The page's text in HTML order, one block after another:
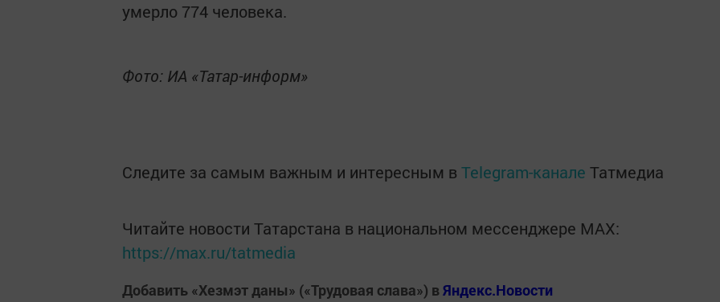
умерло 774 человека.
Фото: ИА «Татар-информ»
Следите за самым важным и интересным в Telegram-канале Татмедиа
Читайте новости Татарстана в национальном мессенджере MАХ:
https://max.ru/tatmedia
Добавить «Хезмэт даны» («Трудовая слава») вЯндекс.Новости